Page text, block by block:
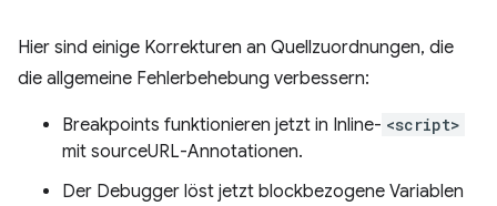
Hier sind einige Korrekturen an Quellzuordnungen, die
die allgemeine Fehlerbehebung verbessern:
Breakpoints funktionieren jetzt in Inline- <script>
mit sourceURL-Annotationen.
Der Debugger löst jetzt blockbezogene Variablen